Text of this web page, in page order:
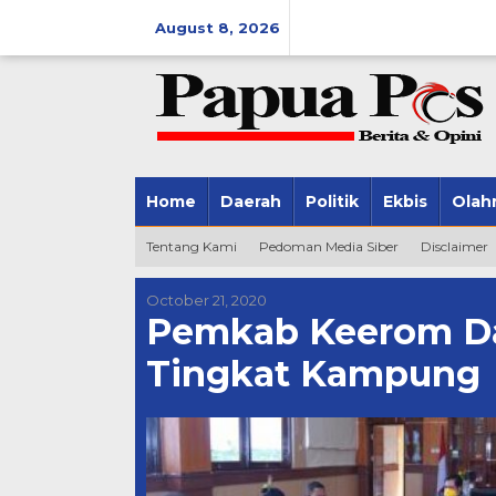
August 8, 2026
Home Daerah Politik Ekbis
Tentang Kami Pedoman Media Siber Disclaimer
October 21, 2020
Pemkab Keerom
Tingkat Kampung